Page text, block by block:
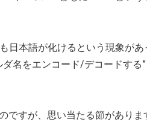
日本語が化けるという現象があ
名をエンコード/デコードする
ですが、思い当たる節がありま